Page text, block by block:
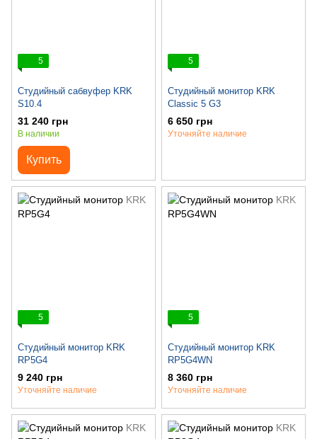
5
Студийный сабвуфер KRK
S10.4
31 240 грн
В наличии
Купить
5
Студийный монитор KRK
Classic 5 G3
6 650 грн
Уточняйте наличие
5
Студийный монитор KRK
RP5G4
9 240 грн
Уточняйте наличие
5
Студийный монитор KRK
RP5G4WN
8 360 грн
Уточняйте наличие